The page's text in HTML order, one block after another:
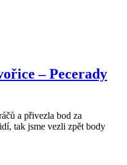
– Pecerady
a přivezla bod za
tak jsme vezli zpět body